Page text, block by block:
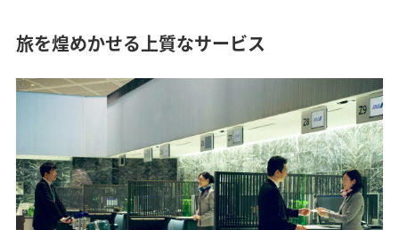
旅を煌めかせる上質なサービス